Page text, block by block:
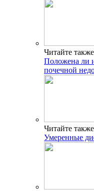
Читайте
Положена ли
почечной
Читайте
Умеренные